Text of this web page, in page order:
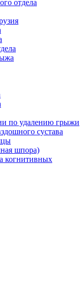
отдела
по удалению грыжи
сустава
шпора)
когнитивных